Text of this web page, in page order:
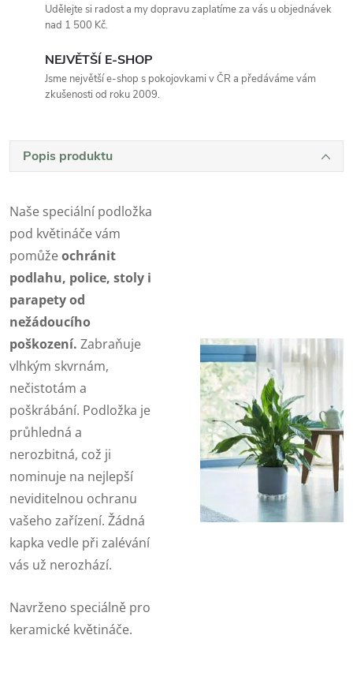
Udělejte si radost a my dopravu zaplatíme za vás u objednávek
nad 1 500 Kč.
NEJVĚTŠÍ E-SHOP
Jsme největší e-shop s pokojovkami v ČR a předáváme vám
zkušenosti od roku 2009.
Popis produktu
Naše speciální podložka
pod květináče vám
pomůžeochránit
podlahu, police, stoly i
parapety od
nežádoucího
poškození. Zabraňuje
vlhkým skvrnám,
nečistotám a
poškrábání. Podložka je
průhledná a
nerozbitná, což ji
nominuje na nejlepší
neviditelnou ochranu
vašeho zařízení. Žádná
kapka vedle při zalévání
vás už nerozhází.
Navrženo speciálně pro
keramické květináče.